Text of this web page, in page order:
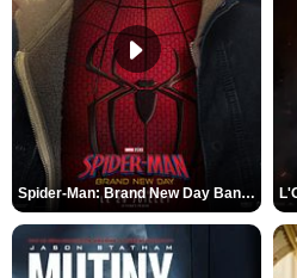
Spider-Man: Brand New Day Bande-annonce VO STFR